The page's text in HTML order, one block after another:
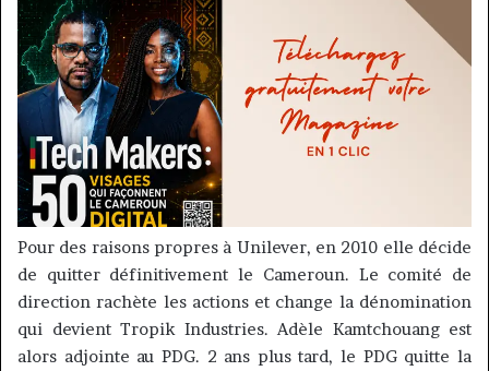
Pour des raisons propres à Unilever, en 2010 elle décide
de quitter définitivement le Cameroun. Le comité de
direction rachète les actions et change la dénomination
qui devient Tropik Industries. Adèle Kamtchouang est
alors adjointe au PDG. 2 ans plus tard, le PDG quitte la